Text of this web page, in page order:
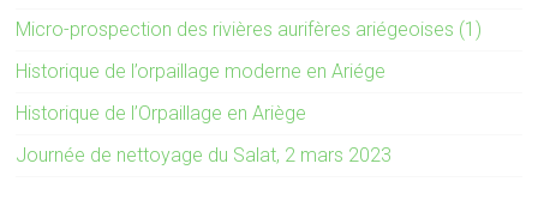
Micro-prospection des rivières aurifères ariégeoises (1)
Historique de l’orpaillage moderne en Ariége
Historique de l’Orpaillage en Ariège
Journée de nettoyage du Salat, 2 mars 2023